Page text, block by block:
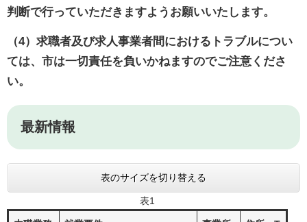
判断で行っていただきますようお願いいたします。
（4）求職者及び求人事業者間におけるトラブルについ
ては、市は一切責任を負いかねますのでご注意くださ
い。
最新情報
表のサイズを切り替える
表1